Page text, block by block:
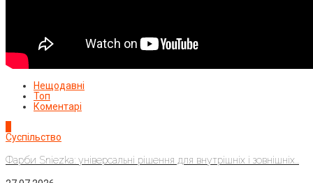
Нещодавні
Топ
Коментарі
Суспільство
Фарби Sniezka: універсальні рішення для внутрішніх і зовнішніх...